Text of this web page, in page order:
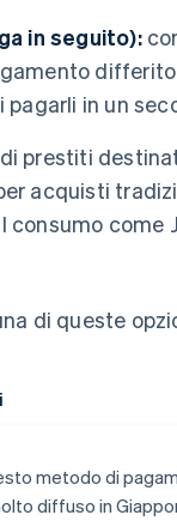
in seguito):
in un
prestiti
acquisti
come
di queste
metodo di
diffuso in